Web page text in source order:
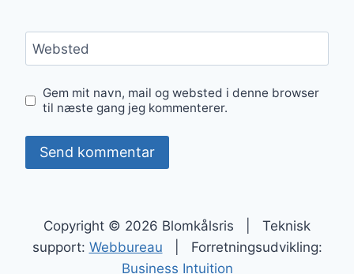
Websted
Gem mit navn, mail og websted i denne browser
til næste gang jeg kommenterer.
Copyright © 2026 Blomkålsris | Teknisk
support: Webbureau | Forretningsudvikling:
Business Intuition